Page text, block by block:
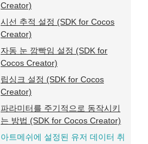
Creator)
시선 추적 설정 (SDK for Cocos
Creator)
자동 눈 깜빡임 설정 (SDK for
Cocos Creator)
립싱크 설정 (SDK for Cocos
Creator)
파라미터를 주기적으로 동작시키
는 방법 (SDK for Cocos Creator)
아트메쉬에 설정된 유저 데이터 취